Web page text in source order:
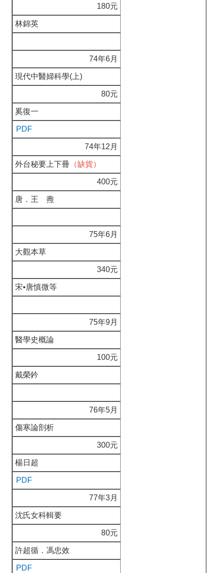
180元
林錦英
74年6月
現代中醫婦科學(上)
80元
奚復一
PDF
74年12月
外台秘要上下冊 （缺貨）
400元
唐．王 燾
75年6月
大觀本草
340元
宋•唐慎微等
75年9月
醫學史概論
100元
戴榮鈐
76年5月
傷寒論剖析
300元
楊日超
PDF
77年3月
沈氏女科輯要
80元
許超循．馮忠效
PDF